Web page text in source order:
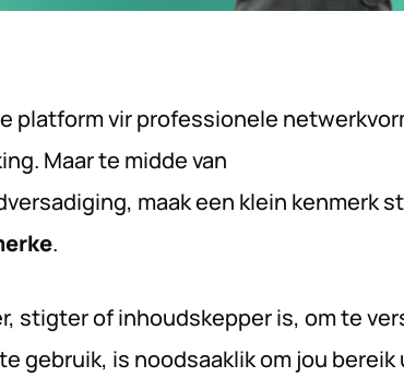
platform vir professionele
Maar te midde van
maak een klein kenmerk
.
stigter of inhoudskepper is, om te
gebruik, is noodsaaklik om jou bereik